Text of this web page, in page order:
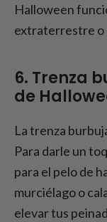
Halloween
extraterrestre o
6. Trenza
de
La trenza
Para darle un
para el pelo de
murciélago o
elevar tus